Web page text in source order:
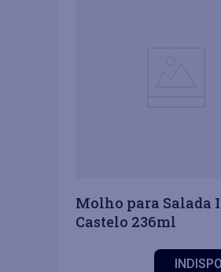
Molho para Salada
Castelo 236ml